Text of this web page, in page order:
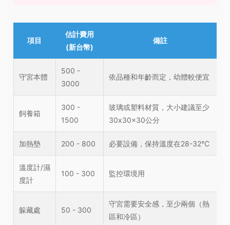
項目
估計費用
(新台幣)
備註
守宮本體
500 -
3000
依品種和年齡而定，幼體較便宜
飼養箱
300 -
1500
玻璃或塑料材質，大小建議至少
30x30x30公分
加熱墊 200 - 800 必要設備，保持溫度在28-32°C
溫度計/濕
度計
100 - 300 監控環境用
躲藏處 50 - 300
守宮需要安全感，至少兩個（熱
區和冷區）